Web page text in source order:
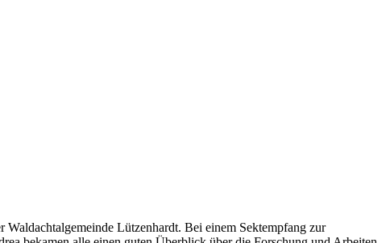
Waldachtalgemeinde Lützenhardt. Bei einem Sektempfang zur